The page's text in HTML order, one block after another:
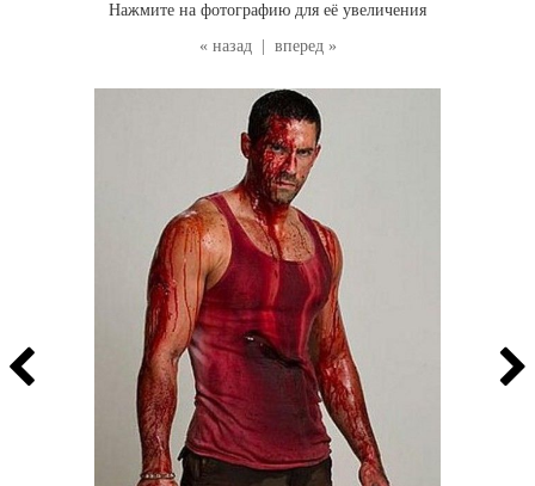
« назад вперед »
Нажмите на фотографию для её увеличения